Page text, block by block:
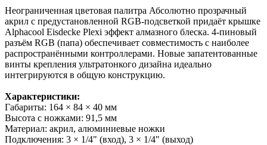
Неограниченная цветовая палитра Абсолютно прозрачный
акрил с предустановленной RGB-подсветкой придаёт крышке
Alphacool Eisdecke Plexi эффект алмазного блеска. 4-пиновый
разъём RGB (папа) обеспечивает совместимость с наиболее
распространёнными контроллерами. Новые запатентованные
винты крепления ультратонкого дизайна идеально
интегрируются в общую конструкцию.
Характеристики:
Габариты: 164 × 84 × 40 мм
Высота с ножками: 91,5 мм
Материал: акрил, алюминиевые ножки
Подключения: 3 × 1/4" (вход), 3 × 1/4" (выход)